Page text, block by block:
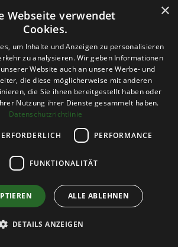
can
from different nations, equal
well above minimum wage,
×
Webseite verwendet
Cookies.
um Inhalte und Anzeigen zu personalisieren
zu analysieren. Wir geben Informationen
Website auch an unsere Werbe- und
die diese möglicherweise mit anderen
die Sie ihnen bereitgestellt haben oder
Nutzung ihrer Dienste gesammelt haben.
Datenschutzrichtlinie
PERFORMANCE
FUNKTIONALITÄT
ALLE ABLEHNEN
DETAILS ANZEIGEN